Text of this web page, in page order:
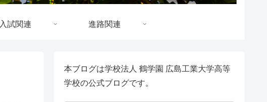
入試関連 進路関連
本ブログは学校法人 鶴学園 広島工業大学高等
学校の公式ブログです。